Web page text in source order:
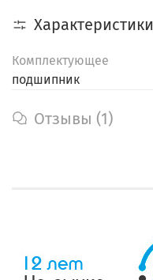
Характеристики
Комплектующее
подшипник
Отзывы (1)